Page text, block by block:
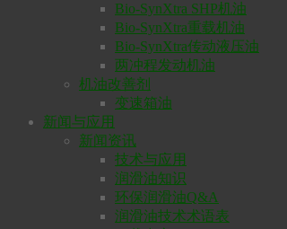
Bio-SynXtra SHP机油
Bio-SynXtra重载机油
Bio-SynXtra传动液压油
两冲程发动机油
机油改善剂
变速箱油
新闻与应用
新闻资讯
技术与应用
润滑油知识
环保润滑油Q&A
润滑油技术术语表